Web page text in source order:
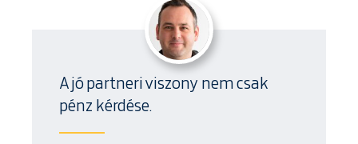
A jó partneri viszony nem csak
pénz kérdése.